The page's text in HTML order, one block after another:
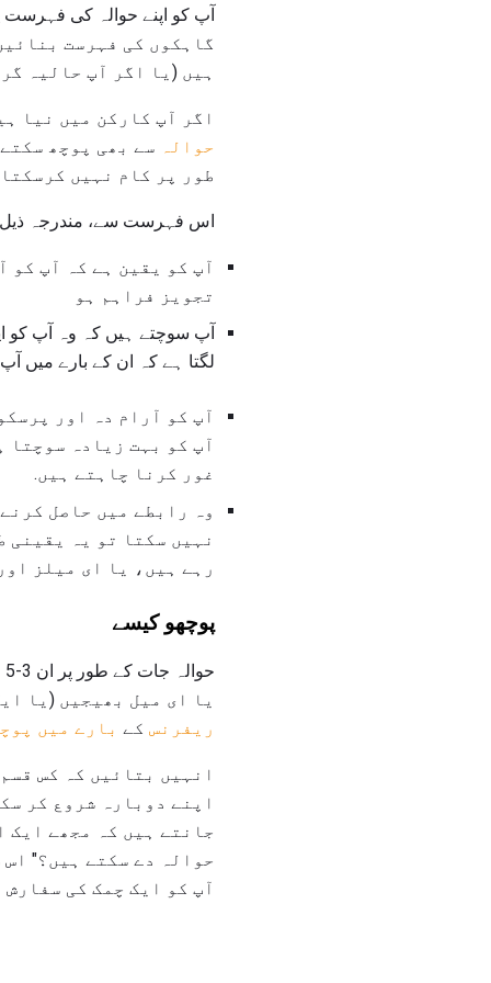
گاہکوں کی فہرست
ہیں (یا اگر آپ حالیہ
اگر آپ کارکن میں نیا
حوالہ
سے بھی پوچھ
طور پر کام نہیں
اس فہرست سے، مندرجہ ذیل معیار کو فٹ
آپ کو یقین ہے کہ آپ کو
تجویز فراہم ہو
آپ سوچتے ہیں کہ وہ آپ کو
لگتا ہے کہ ان کے بارے میں
آپ کو آرام دہ اور
آپ کو بہت زیادہ سوچتا
غور کرنا چاہتے ہیں.
وہ رابطے میں حاصل
نہیں سکتا تو یہ یقینی
رہے ہیں، یا ای میلز
پوچھو کیسے
یا ای میل بھیجیں (یا
ریفرنس کے بارے میں
انہیں بتائیں کہ کس
اپنے دوبارہ شروع کر
جانتے ہیں کہ مجھے ایک
حوالہ دے سکتے ہیں؟"
آپ کو ایک چمک کی